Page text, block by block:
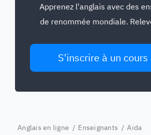
Apprenez l'anglais avec des
de renommée mondiale.
S'inscrire à un cours
Anglais en ligne / Enseignants / Aida